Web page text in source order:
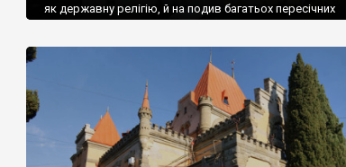
як державну релігію, й на подив багатьох пересічних